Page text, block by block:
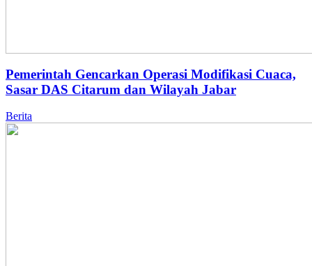
Pemerintah Gencarkan Operasi Modifikasi Cuaca,
Sasar DAS Citarum dan Wilayah Jabar
Berita